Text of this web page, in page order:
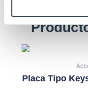
Placa Tipo